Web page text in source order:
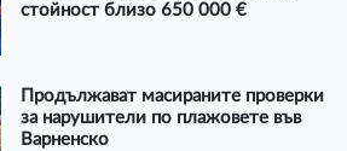
стойност близо 650 000 €
Продължават масираните проверки
за нарушители по плажовете във
Варненско